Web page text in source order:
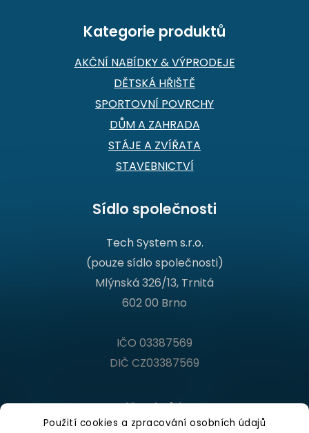
Použití cookies a zpracování osobních údajů
Kategorie produktů
AKČNÍ NABÍDKY & VÝPRODEJE
DĚTSKÁ HŘIŠTĚ
SPORTOVNÍ POVRCHY
DŮM A ZAHRADA
STÁJE A ZVÍŘATA
STAVEBNICTVÍ
Sídlo společnosti
Tech System s.r.o.
(pouze sídlo společnosti)
Mlýnská 326/13, Trnitá
602 00 Brno
IČO 03387569
DIČ CZ03387569
Kontakt